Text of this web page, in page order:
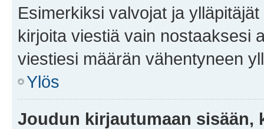
Esimerkiksi valvojat ja
kirjoita viestiä vain nostaaksesi
viestiesi määrän vähentyneen
Ylös
Joudun kirjautumaan sisään,